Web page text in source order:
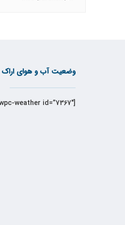
وضعیت آب و هوای اراک
[wpc-weather id=”7367″/]